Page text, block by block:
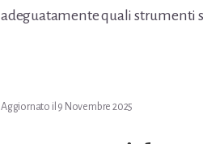
adeguatamente quali strumenti
Aggiornato il 9 Novembre 2025